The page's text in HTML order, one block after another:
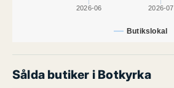
Butikslokal
2026-06 2026-07
Sålda butiker i Botkyrka